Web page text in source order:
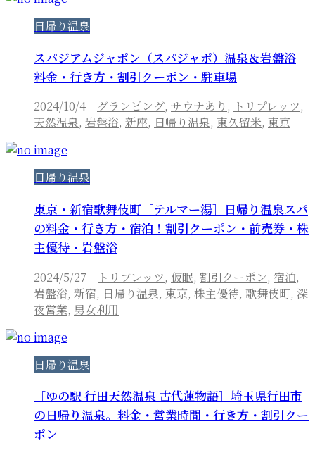
日帰り温泉
スパジアムジャポン（スパジャポ）温泉＆岩盤浴
料金・行き方・割引クーポン・駐車場
2024/10/4 グランピング, サウナあり , トリプレッツ,
天然温泉, 岩盤浴, 新座, 日帰り温泉, 東久留米, 東京
日帰り温泉
東京・新宿歌舞伎町［テルマー湯］日帰り温泉スパ
の料金・行き方・宿泊！割引クーポン・前売券・株
主優待・岩盤浴
2024/5/27 トリプレッツ, 仮眠, 割引クーポン, 宿泊,
岩盤浴, 新宿, 日帰り温泉, 東京, 株主優待, 歌舞伎町, 深
夜営業, 男女利用
日帰り温泉
［ゆの駅 行田天然温泉 古代蓮物語］埼玉県行田市
の日帰り温泉。料金・営業時間・行き方・割引クー
ポン